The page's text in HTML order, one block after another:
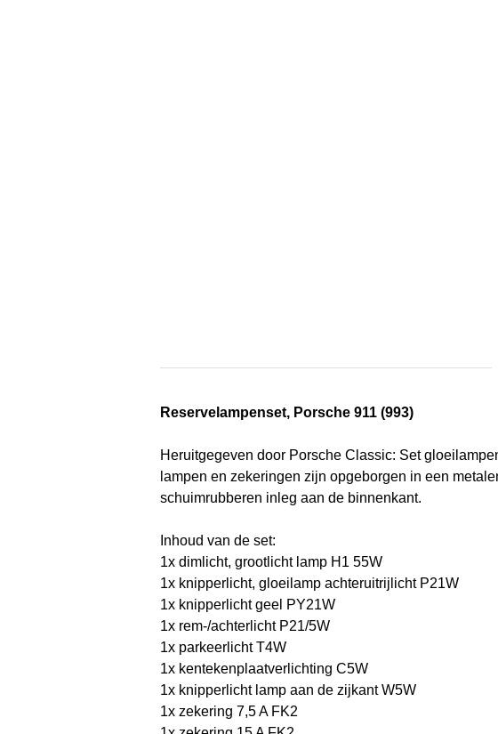
Reservelampenset, Porsche 911 (993)
Heruitgegeven door Porsche Classic: Set
lampen en zekeringen zijn opgeborgen in een
schuimrubberen inleg aan de binnenkant.
Inhoud van de set:
1x dimlicht, grootlicht lamp H1 55W
1x knipperlicht, gloeilamp achteruitrijlicht P21W
1x knipperlicht geel PY21W
1x rem-/achterlicht P21/5W
1x parkeerlicht T4W
1x kentekenplaatverlichting C5W
1x knipperlicht lamp aan de zijkant W5W
1x zekering 7,5 A FK2